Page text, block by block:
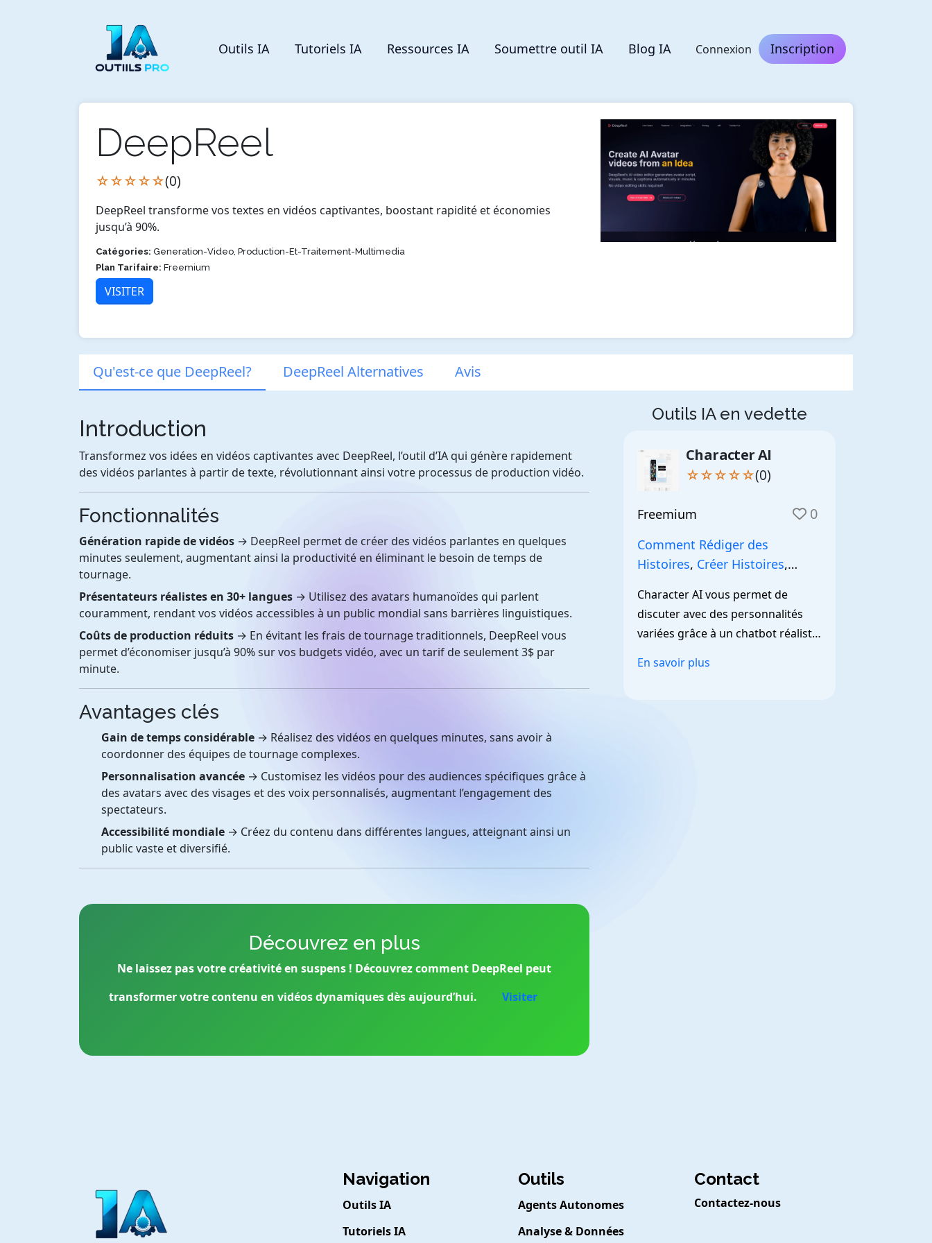
Outils IA Tutoriels IA Ressources IA Soumettre outil IA Blog IA Connexion Inscription
DeepReel
☆☆☆☆☆(0)
DeepReel transforme vos textes en vidéos captivantes, boostant rapidité et économies
jusqu’à 90%.
Catégories: Generation-Video, Production-Et-Traitement-Multimedia
Plan Tarifaire: Freemium
VISITER
Qu'est-ce que DeepReel? DeepReel Alternatives Avis
Introduction
Transformez vos idées en vidéos captivantes avec DeepReel, l’outil d’IA qui génère rapidement
des vidéos parlantes à partir de texte, révolutionnant ainsi votre processus de production vidéo.
Fonctionnalités
Génération rapide de vidéos → DeepReel permet de créer des vidéos parlantes en quelques
minutes seulement, augmentant ainsi la productivité en éliminant le besoin de temps de
tournage.
Présentateurs réalistes en 30+ langues → Utilisez des avatars humanoïdes qui parlent
couramment, rendant vos vidéos accessibles à un public mondial sans barrières linguistiques.
Coûts de production réduits → En évitant les frais de tournage traditionnels, DeepReel vous
permet d’économiser jusqu’à 90% sur vos budgets vidéo, avec un tarif de seulement 3$ par
minute.
Avantages clés
Gain de temps considérable → Réalisez des vidéos en quelques minutes, sans avoir à
coordonner des équipes de tournage complexes.
Personnalisation avancée → Customisez les vidéos pour des audiences spécifiques grâce à
des avatars avec des visages et des voix personnalisés, augmentant l’engagement des
spectateurs.
Accessibilité mondiale → Créez du contenu dans différentes langues, atteignant ainsi un
public vaste et diversifié.
Découvrez en plus
Ne laissez pas votre créativité en suspens ! Découvrez comment DeepReel peut
transformer votre contenu en vidéos dynamiques dès aujourd’hui.
Visiter
Outils IA en vedette
Character AI
☆☆☆☆☆(0)
Freemium 0
Comment Rédiger des
Histoires, Créer Histoires,
Character AI vous permet de
discuter avec des personnalités
variées grâce à un chatbot réaliste
En savoir plus
Navigation
Outils IA
Tutoriels IA
Outils
Agents Autonomes
Analyse & Données
Contact
Contactez-nous